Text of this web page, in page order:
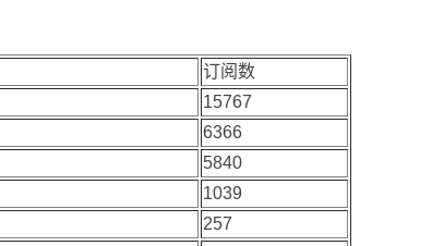
订阅数
15767
6366
5840
1039
257